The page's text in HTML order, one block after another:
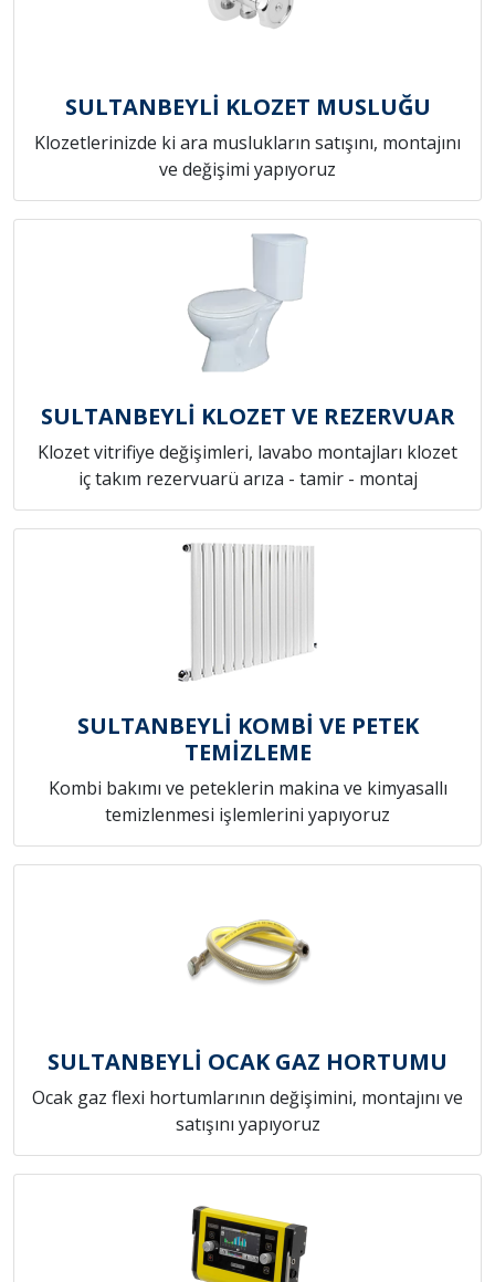
SULTANBEYLİ KLOZET MUSLUĞU
Klozetlerinizde ki ara muslukların satışını, montajını
ve değişimi yapıyoruz
SULTANBEYLİ KLOZET VE REZERVUAR
Klozet vitrifiye değişimleri, lavabo montajları klozet
iç takım rezervuarü arıza - tamir - montaj
SULTANBEYLİ KOMBİ VE PETEK
TEMİZLEME
Kombi bakımı ve peteklerin makina ve kimyasallı
temizlenmesi işlemlerini yapıyoruz
SULTANBEYLİ OCAK GAZ HORTUMU
Ocak gaz flexi hortumlarının değişimini, montajını ve
satışını yapıyoruz